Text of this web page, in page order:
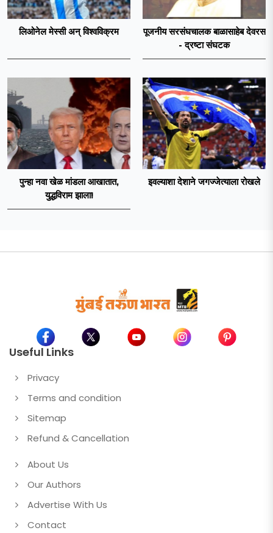
लिओनेल मेस्सी अन् विश्वविक्रम
पूजनीय सरसंघचालक बाळासाहेब देवरस
- द्रष्टा संघटक
पुन्हा नवा खेळ मांडला आखातात,
युद्धविराम झाला!
इवल्याशा देशाने जगज्जेत्याला रोखले
Useful Links
Privacy
Terms and condition
Sitemap
Refund & Cancellation
About Us
Our Authors
Advertise With Us
Contact